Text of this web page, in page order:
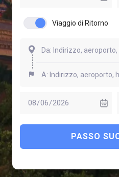
Viaggio di Ritorno
PASSO